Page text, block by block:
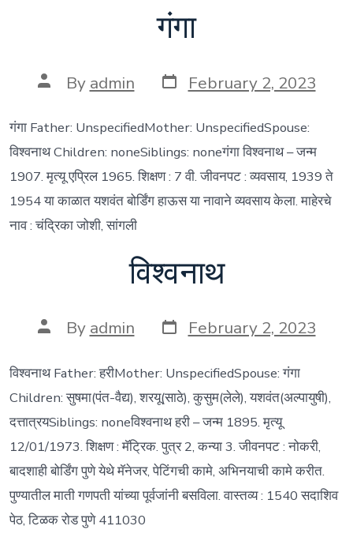
गंगा
Post
author
By admin Post
date
February 2, 2023
गंगा Father: UnspecifiedMother: UnspecifiedSpouse:
विश्वनाथ Children: noneSiblings: noneगंगा विश्वनाथ – जन्म
1907. मृत्यू एप्रिल 1965. शिक्षण : 7 वी. जीवनपट : व्यवसाय, 1939 ते
1954 या काळात यशवंत बोर्डिंग हाऊस या नावाने व्यवसाय केला. माहेरचे
नाव : चंद्रिका जोशी, सांगली
विश्वनाथ
Post
author
By admin Post
date
February 2, 2023
विश्वनाथ Father: हरीMother: UnspecifiedSpouse: गंगा
Children: सुषमा(पंत-वैद्य), शरयू(साठे), कुसुम(लेले), यशवंत(अल्पायुषी),
दत्तात्रयSiblings: noneविश्वनाथ हरी – जन्म 1895. मृत्यू
12/01/1973. शिक्षण : मॅट्रिक. पुत्र 2, कन्या 3. जीवनपट : नोकरी,
बादशाही बोर्डिंग पुणे येथे मॅनेजर, पेटिंगची कामे, अभिनयाची कामे करीत.
पुण्यातील माती गणपती यांच्या पूर्वजांनी बसविला. वास्तव्य : 1540 सदाशिव
पेठ, टिळक रोड पुणे 411030